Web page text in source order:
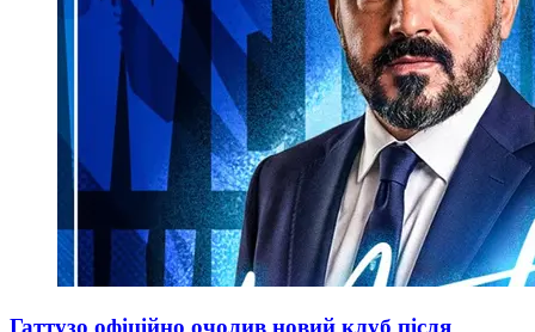
Гаттузо офіційно очолив новий клуб після